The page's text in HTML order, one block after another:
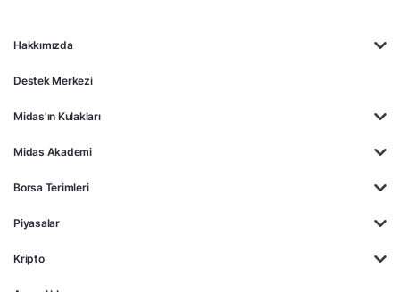
Hakkımızda
Destek Merkezi
Midas'ın Kulakları
Midas Akademi
Borsa Terimleri
Piyasalar
Kripto